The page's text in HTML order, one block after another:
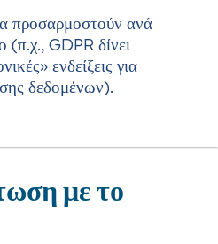
προσαρμοστούν ανά
(π.χ., GDPR δίνει
ενδείξεις για
δεδομένων).
με το